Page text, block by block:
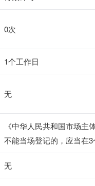
0次
1个工作日
无
《中华人民共和国市场
不能当场登记的，应当在
无